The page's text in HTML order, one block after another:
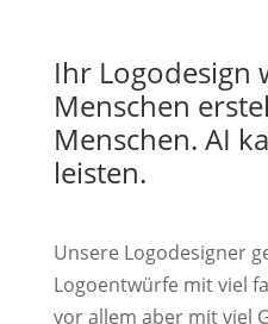
Ihr Logodesign
Menschen
Menschen. AI
leisten.
Unsere Logodesigner
Logoentwürfe mit viel
vor allem aber mit viel